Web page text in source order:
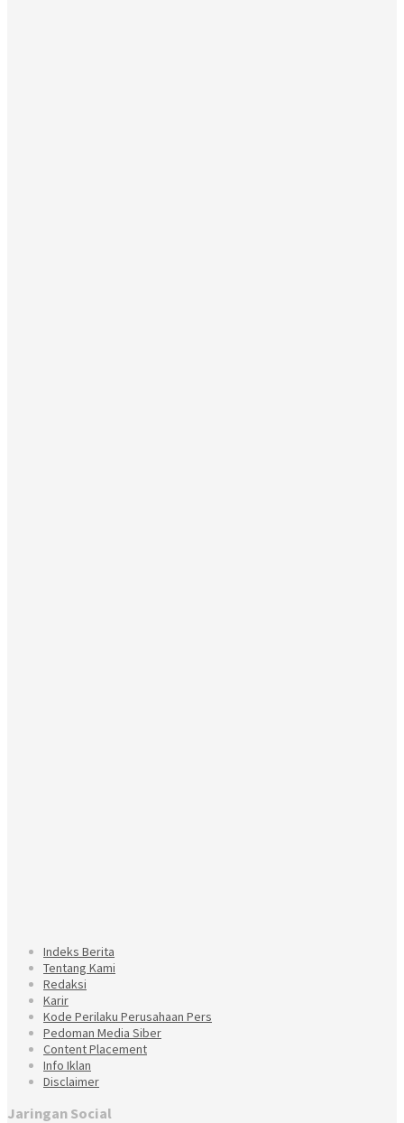
Indeks Berita
Tentang Kami
Redaksi
Karir
Kode Perilaku Perusahaan Pers
Pedoman Media Siber
Content Placement
Info Iklan
Disclaimer
Jaringan Social